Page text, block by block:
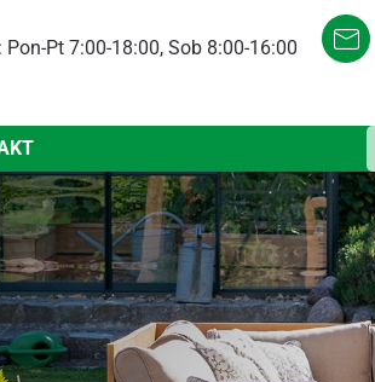
Pt 7:00-18:00, Sob 8:00-16:00